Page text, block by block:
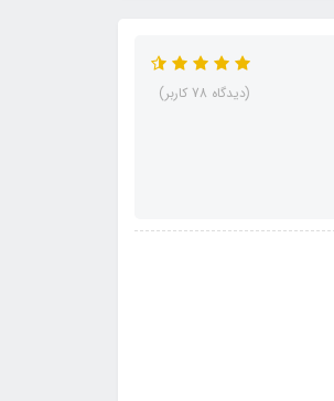
(دیدگاه 78 کاربر)